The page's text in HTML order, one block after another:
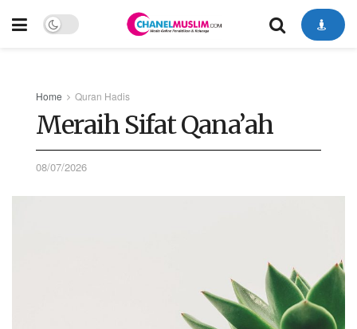
Home Quran Hadis
Meraih Sifat Qana’ah
08/07/2026